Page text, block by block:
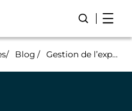
Lancer/
Blog Gestion de l’exposition externe : la clé de la protection de votre surface d’attaque